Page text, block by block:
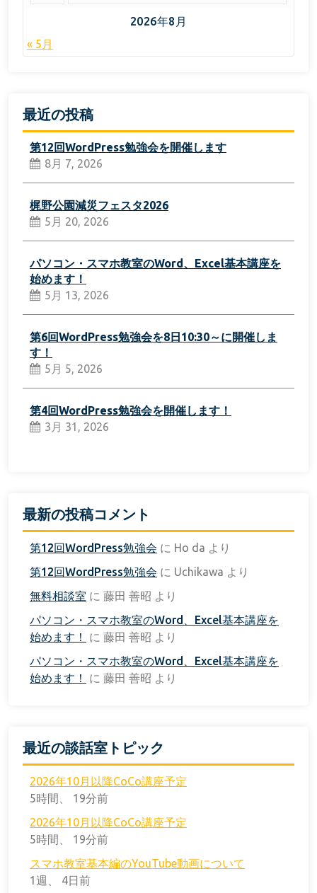
2026年8月
« 5月
最近の投稿
第12回WordPress勉強会を開催します
8月 7, 2026
梶野公園減災フェスタ2026
5月 20, 2026
パソコン・スマホ教室のWord、Excel基本講座を
始めます！
5月 13, 2026
第6回WordPress勉強会を8日10:30～に開催しま
す！
5月 5, 2026
第4回WordPress勉強会を開催します！
3月 31, 2026
最新の投稿コメント
第12回WordPress勉強会 に Ho da より
第12回WordPress勉強会 に Uchikawa より
無料相談室 に 藤田 善昭 より
パソコン・スマホ教室のWord、Excel基本講座を
始めます！
に 藤田 善昭 より
パソコン・スマホ教室のWord、Excel基本講座を
始めます！
に 藤田 善昭 より
最近の談話室トピック
2026年10月以降CoCo講座予定
5時間、 19分前
2026年10月以降CoCo講座予定
5時間、 19分前
スマホ教室基本編のYouTube動画について
1週、 4日前